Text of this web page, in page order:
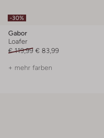
-30%
Gabor
Loafer
€ 119,99 € 83,99
+ mehr farben